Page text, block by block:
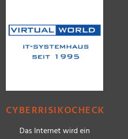
CYBERRISIKOCHECK
Das Internet wird ein